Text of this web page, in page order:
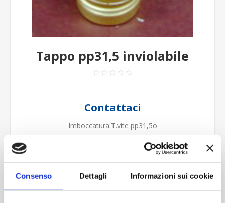
Consenso Dettagli Informazioni sui cookie
Tappo pp31,5 inviolabile
Contattaci
Imboccatura:T.vite pp31,5o
Diametro (mm):0
Altezza (mm):0
Larghezza (mm):0